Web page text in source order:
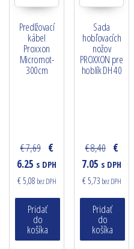
Predlžovací
kábel
Proxxon
Micromot-
300cm
€ 7,69 €
6.25 s DPH
€ 5,08 bez DPH
Pridať
do
košíka
Sada
hobľovacích
nožov
PROXXON pre
hoblík DH 40
€ 8,40 €
7.05 s DPH
€ 5,73 bez DPH
Pridať
do
košíka